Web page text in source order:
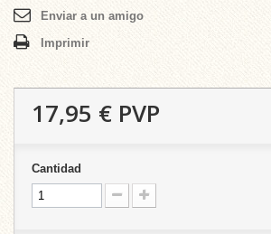
Enviar a un amigo
Imprimir
17,95 € PVP
Cantidad